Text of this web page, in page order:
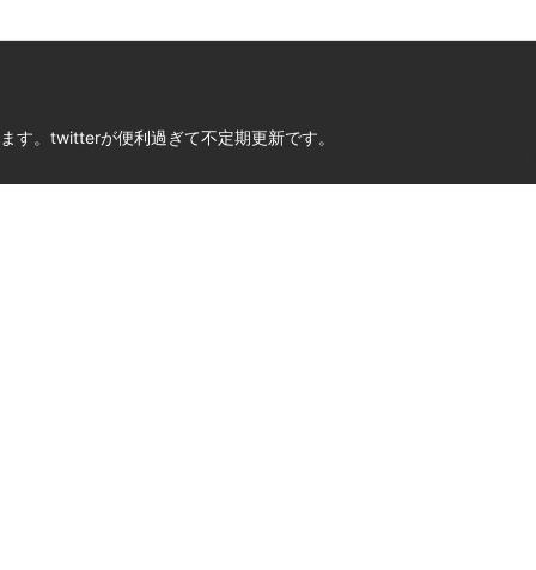
す。twitterが便利過ぎて不定期更新です。